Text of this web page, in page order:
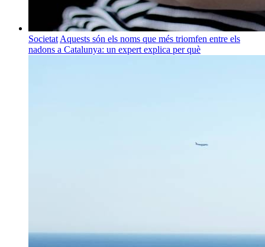
Societat Aquests són els noms que més triomfen entre els
nadons a Catalunya: un expert explica per què